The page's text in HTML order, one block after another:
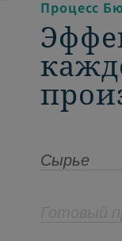
Процесс
Сырье